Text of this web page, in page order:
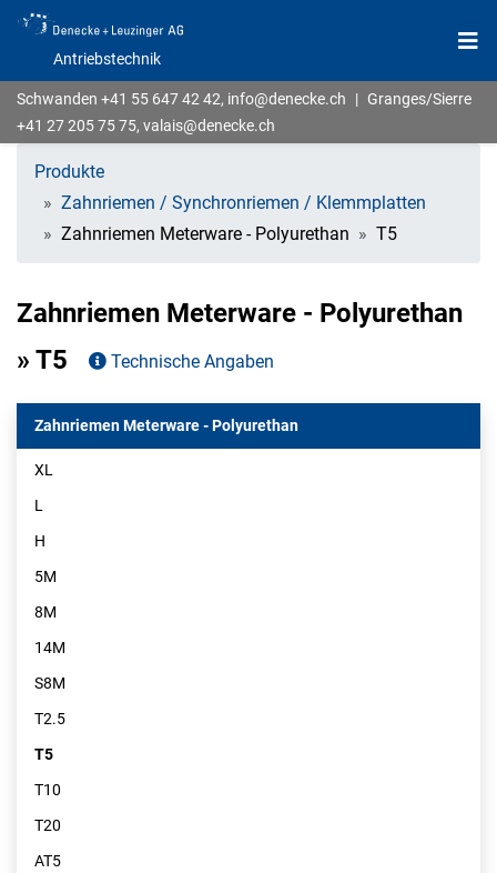
Antriebstechnik
Schwanden +41 55 647 42 42, info@denecke.ch | Granges/Sierre
+41 27 205 75 75, valais@denecke.ch
Produkte
Zahnriemen / Synchronriemen / Klemmplatten
Zahnriemen Meterware - Polyurethan
T5
Zahnriemen Meterware - Polyurethan
» T5
Technische Angaben
Zahnriemen Meterware - Polyurethan
XL
L
H
5M
8M
14M
S8M
T2.5
T5
T10
T20
AT5